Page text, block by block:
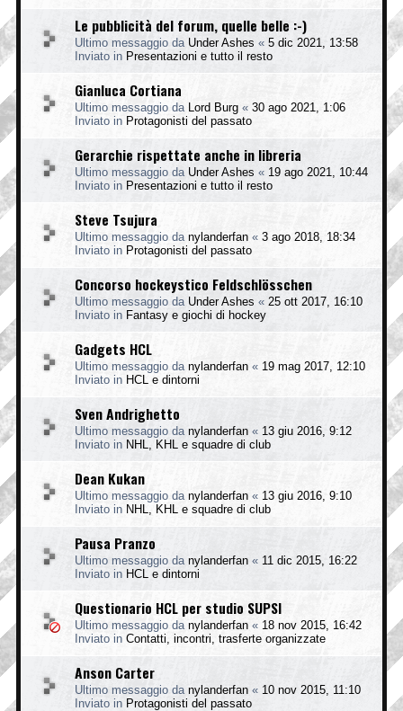
Le pubblicità del forum, quelle belle :-)
Ultimo messaggio da Under Ashes « 5 dic 2021, 13:58
Inviato in Presentazioni e tutto il resto
Gianluca Cortiana
Ultimo messaggio da Lord Burg « 30 ago 2021, 1:06
Inviato in Protagonisti del passato
Gerarchie rispettate anche in libreria
Ultimo messaggio da Under Ashes « 19 ago 2021, 10:44
Inviato in Presentazioni e tutto il resto
Steve Tsujura
Ultimo messaggio da nylanderfan « 3 ago 2018, 18:34
Inviato in Protagonisti del passato
Concorso hockeystico Feldschlösschen
Ultimo messaggio da Under Ashes « 25 ott 2017, 16:10
Inviato in Fantasy e giochi di hockey
Gadgets HCL
Ultimo messaggio da nylanderfan « 19 mag 2017, 12:10
Inviato in HCL e dintorni
Sven Andrighetto
Ultimo messaggio da nylanderfan « 13 giu 2016, 9:12
Inviato in NHL, KHL e squadre di club
Dean Kukan
Ultimo messaggio da nylanderfan « 13 giu 2016, 9:10
Inviato in NHL, KHL e squadre di club
Pausa Pranzo
Ultimo messaggio da nylanderfan « 11 dic 2015, 16:22
Inviato in HCL e dintorni
Questionario HCL per studio SUPSI
Ultimo messaggio da nylanderfan « 18 nov 2015, 16:42
Inviato in Contatti, incontri, trasferte organizzate
Anson Carter
Ultimo messaggio da nylanderfan « 10 nov 2015, 11:10
Inviato in Protagonisti del passato